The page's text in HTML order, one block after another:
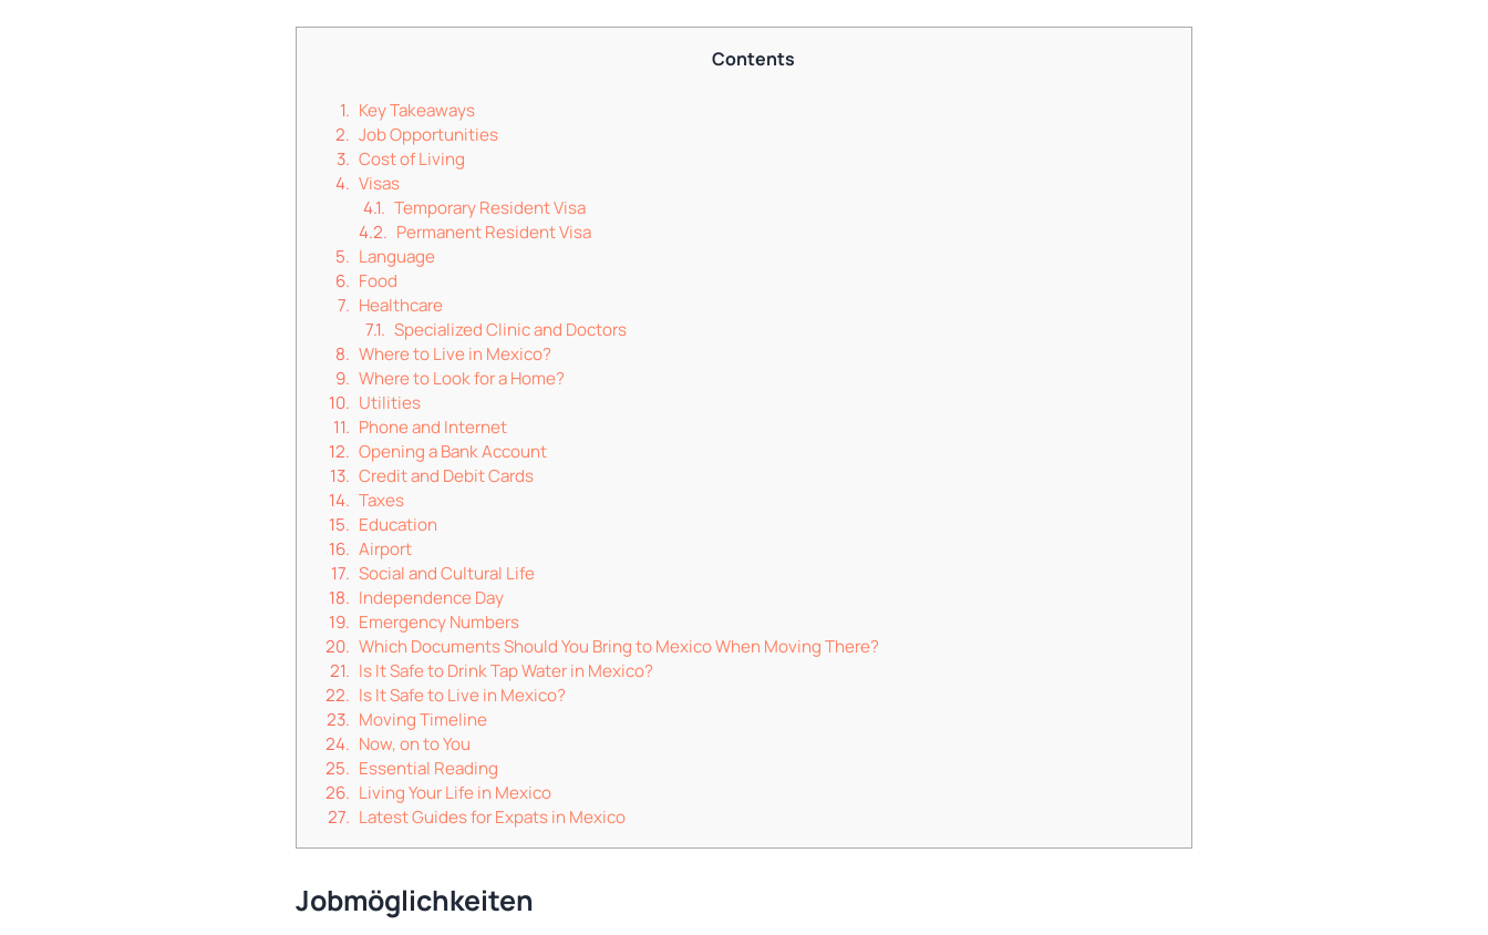
Contents
Key Takeaways
Job Opportunities
Cost of Living
Visas
Temporary Resident Visa
Permanent Resident Visa
Language
Food
Healthcare
Specialized Clinic and Doctors
Where to Live in Mexico?
Where to Look for a Home?
Utilities
Phone and Internet
Opening a Bank Account
Credit and Debit Cards
Taxes
Education
Airport
Social and Cultural Life
Independence Day
Emergency Numbers
Which Documents Should You Bring to Mexico When Moving There?
Is It Safe to Drink Tap Water in Mexico?
Is It Safe to Live in Mexico?
Moving Timeline
Now, on to You
Essential Reading
Living Your Life in Mexico
Latest Guides for Expats in Mexico
Jobmöglichkeiten